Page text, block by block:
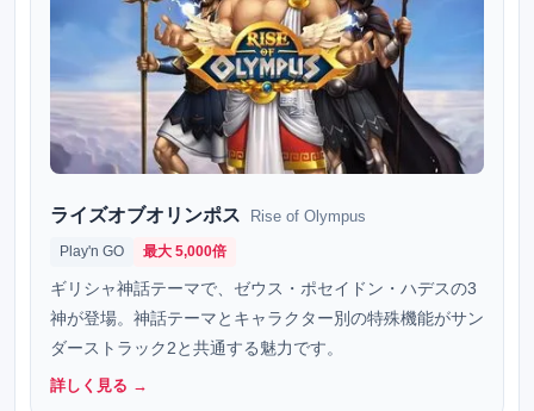
ライズオブオリンポス Rise of Olympus
Play'n GO 最大 5,000倍
ギリシャ神話テーマで、ゼウス・ポセイドン・ハデスの3
神が登場。神話テーマとキャラクター別の特殊機能がサン
ダーストラック2と共通する魅力です。
詳しく見る →